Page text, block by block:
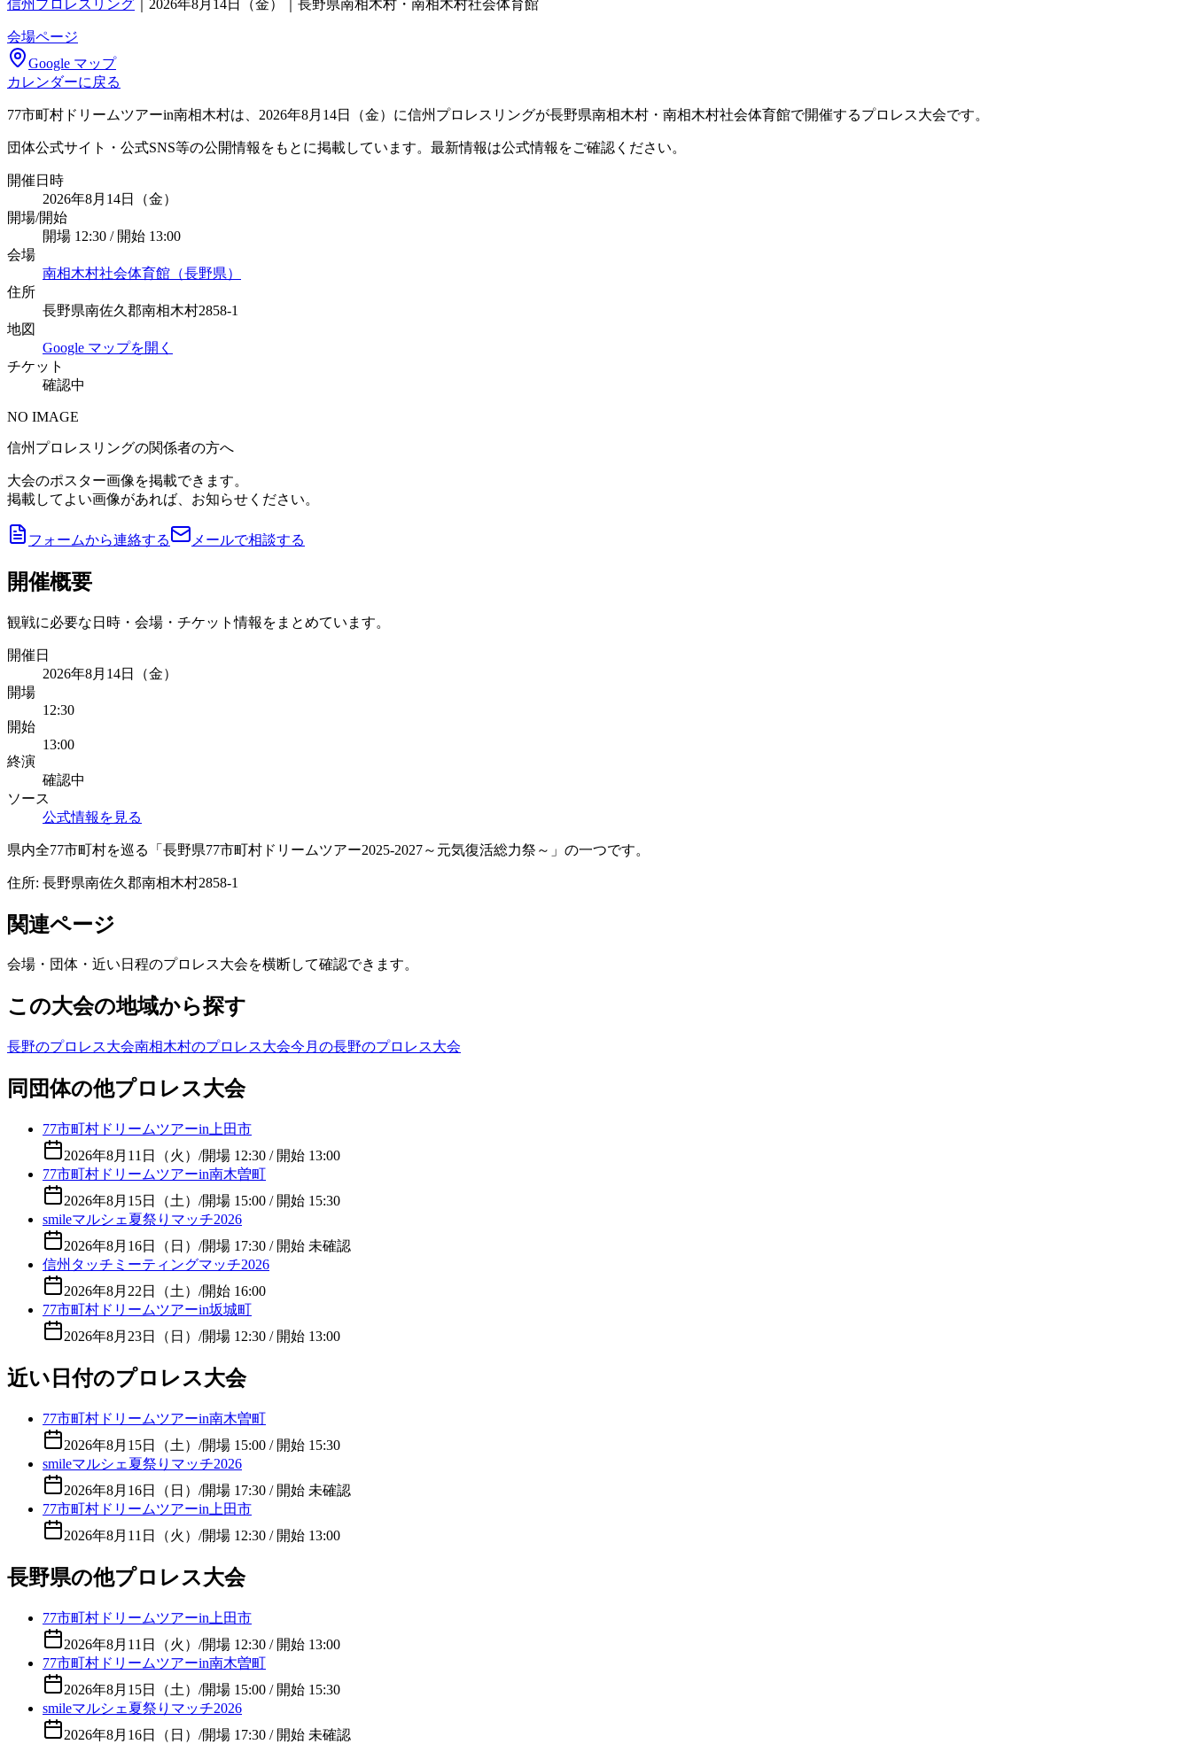
信州プロレスリング 2026年8月14日（金）｜長野県南相木村・南相木村社会体育館
会場ページ
Google マップ
カレンダーに戻る
77市町村ドリームツアーin南相木村は、2026年8月14日（金）に信州プロレスリングが長野県南相木村・南相木村社会体育館で開催するプロレス大会です。
団体公式サイト・公式SNS等の公開情報をもとに掲載しています。最新情報は公式情報をご確認ください。
開催日時
2026年8月14日（金）
開場/開始
開場 12:30 / 開始 13:00
会場
南相木村社会体育館（長野県）
住所
長野県南佐久郡南相木村2858-1
地図
Google マップを開く
チケット
確認中
NO IMAGE
信州プロレスリングの関係者の方へ
大会のポスター画像を掲載できます。
掲載してよい画像があれば、お知らせください。
フォームから連絡する メールで相談する
開催概要
観戦に必要な日時・会場・チケット情報をまとめています。
開催日
2026年8月14日（金）
開場
12:30
開始
13:00
終演
確認中
ソース
公式情報を見る
県内全77市町村を巡る「長野県77市町村ドリームツアー2025-2027～元気復活総力祭～」の一つです。
住所: 長野県南佐久郡南相木村2858-1
関連ページ
会場・団体・近い日程のプロレス大会を横断して確認できます。
この大会の地域から探す
長野のプロレス大会南相木村のプロレス大会今月の長野のプロレス大会
同団体の他プロレス大会
77市町村ドリームツアーin上田市
2026年8月11日（火） /開場 12:30 / 開始 13:00
77市町村ドリームツアーin南木曽町
2026年8月15日（土） /開場 15:00 / 開始 15:30
smileマルシェ夏祭りマッチ2026
2026年8月16日（日） /開場 17:30 / 開始 未確認
信州タッチミーティングマッチ2026
2026年8月22日（土） /開始 16:00
77市町村ドリームツアーin坂城町
2026年8月23日（日） /開場 12:30 / 開始 13:00
近い日付のプロレス大会
77市町村ドリームツアーin南木曽町
2026年8月15日（土） /開場 15:00 / 開始 15:30
smileマルシェ夏祭りマッチ2026
2026年8月16日（日） /開場 17:30 / 開始 未確認
77市町村ドリームツアーin上田市
2026年8月11日（火） /開場 12:30 / 開始 13:00
長野県の他プロレス大会
77市町村ドリームツアーin上田市
2026年8月11日（火） /開場 12:30 / 開始 13:00
77市町村ドリームツアーin南木曽町
2026年8月15日（土） /開場 15:00 / 開始 15:30
smileマルシェ夏祭りマッチ2026
2026年8月16日（日） /開場 17:30 / 開始 未確認